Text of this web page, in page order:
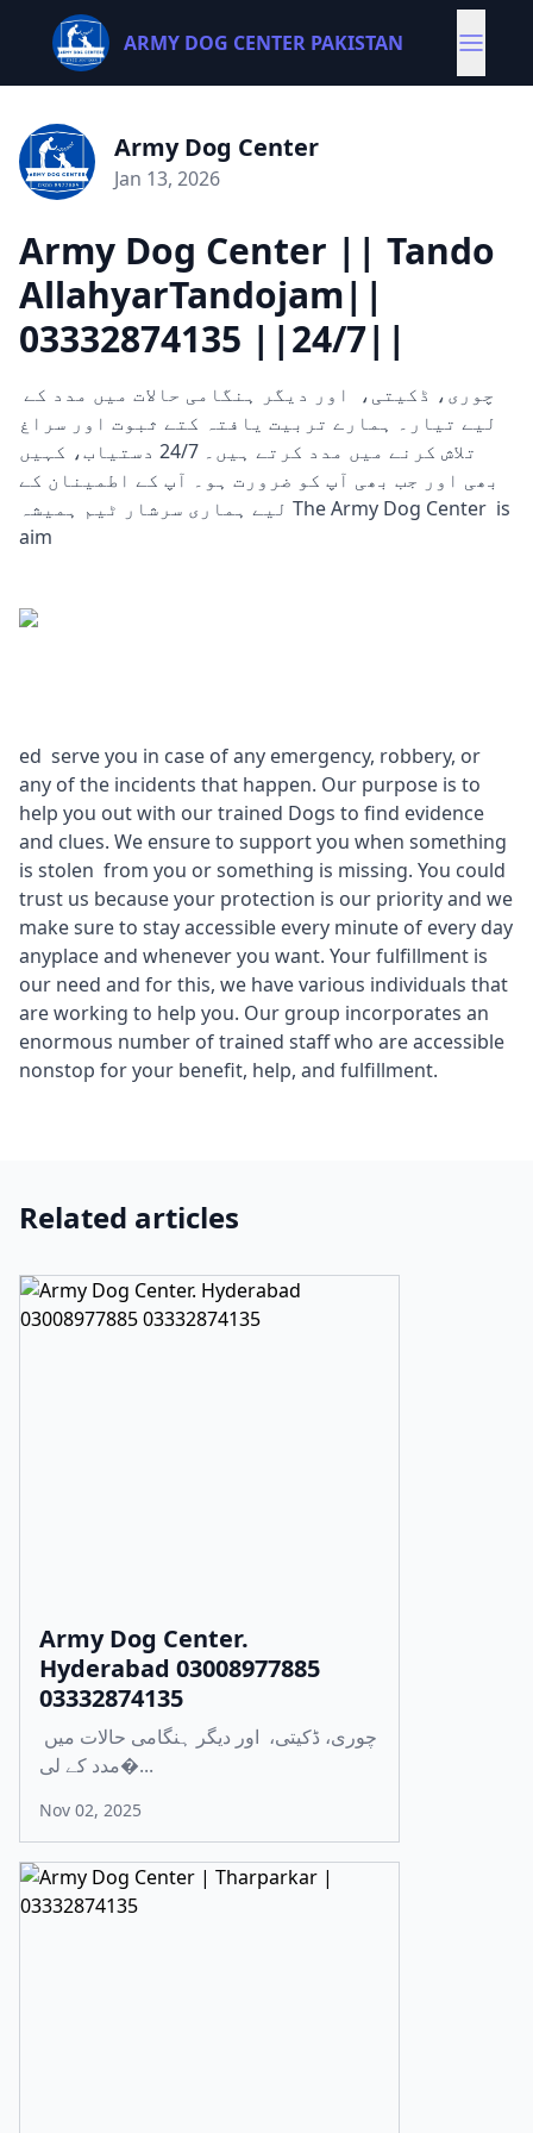
ARMY DOG CENTER PAKISTAN
Army Dog Center
Jan 13, 2026
Army Dog Center || Tando
AllahyarTandojam||
03332874135 ||24/7||
لیے تیار۔ ہمارے تربیت یافتہ کتے ثبوت اور سراغ
تلاش کرنے میں مدد کرتے ہیں۔ 24/7 دستیاب، کہیں
بھی اور جب بھی آپ کو ضرورت ہو۔ آپ کے اطمینان کے
لیے ہماری سرشار ٹیم ہمیشہ The Army Dog Center is
aim
ed serve you in case of any emergency, robbery, or
any of the incidents that happen. Our purpose is to
help you out with our trained Dogs to find evidence
and clues. We ensure to support you when something
is stolen from you or something is missing. You could
trust us because your protection is our priority and we
make sure to stay accessible every minute of every day
anyplace and whenever you want. Your fulfillment is
our need and for this, we have various individuals that
are working to help you. Our group incorporates an
enormous number of trained staff who are accessible
nonstop for your benefit, help, and fulfillment.
Related articles
Army Dog Center.
Hyderabad 03008977885
03332874135
مدد کے لی�...
Nov 02, 2025